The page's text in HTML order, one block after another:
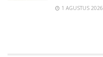
1 AGUSTUS 2026